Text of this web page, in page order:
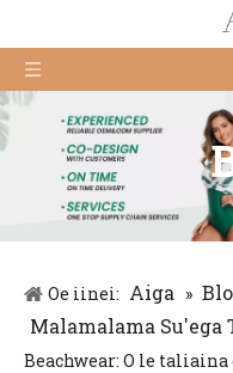
Oe iinei: Aiga »
Malamalama Su'ega
Beachwear: O le